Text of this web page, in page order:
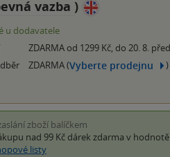
vazba )
u dodavatele
ZDARMA od 1299 Kč, do 20. 8.
ZDARMA (Vyberte prodejnu )
zboží balíčkem
nad 99 Kč dárek zdarma v hodnotě
listy